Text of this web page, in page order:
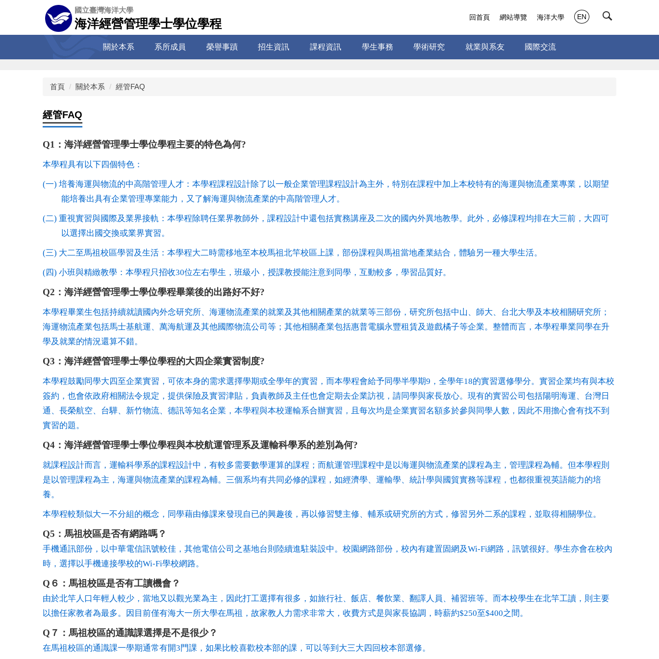
容
國立臺灣海洋大學
海洋經營管理學士學位學程
關於本系 系所成員 榮譽事蹟 招生資訊 課程資訊 學生事務 學術研究 就業與系友 國際交流
回首頁 網站導覽 海洋大學 EN
首頁 關於本系 經管FAQ
經管FAQ
Q1：海洋經營管理學士學位學程主要的特色為何?
本學程具有以下四個特色：
(一)培養海運與物流的中高階管理人才：本學程課程設計除了以一般企業管理課程設計為主外，特別在課程中加上本校特有的海運與物流產業專業，以期望
能培養出具有企業管理專業能力，又了解海運與物流產業的中高階管理人才。
(二)重視實習與國際及業界接軌：本學程除聘任業界教師外，課程設計中還包括實務講座及二次的國內外異地教學。此外，必修課程均排在大三前，大四可
以選擇出國交換或業界實習。
(三) 大二至馬祖校區學習及生活：本學程大二時需移地至本校馬祖北竿校區上課，部份課程與馬祖當地產業結合，體驗另一種大學生活。
(四) 小班與精緻教學：本學程只招收30位左右學生，班級小，授課教授能注意到同學，互動較多，學習品質好。
Q2：海洋經營管理學士學位學程畢業後的出路好不好?
本學程畢業生包括持續就讀國內外念研究所、海運物流產業的就業及其他相關產業的就業等三部份，研究所包括中山、師大、台北大學及本校相關研究所；
海運物流產業包括馬士基航運、萬海航運及其他國際物流公司等；其他相關產業包括惠普電腦永豐租賃及遊戲橘子等企業。整體而言，本學程畢業同學在升
學及就業的情況還算不錯。
Q3：海洋經營管理學士學位學程的大四企業實習制度?
本學程鼓勵同學大四至企業實習，可依本身的需求選擇學期或全學年的實習，而本學程會給予同學半學期9，全學年18的實習選修學分。實習企業均有與本校
簽約，也會依政府相關法令規定，提供保險及實習津貼，負責教師及主任也會定期去企業訪視，請同學與家長放心。現有的實習公司包括陽明海運、台灣日
通、長榮航空、台驊、新竹物流、德訊等知名企業，本學程與本校運輸系合辦實習，且每次均是企業實習名額多於參與同學人數，因此不用擔心會有找不到
實習的題。
Q4：海洋經營管理學士學位學程與本校航運管理系及運輸科學系的差別為何?
就課程設計而言，運輸科學系的課程設計中，有較多需要數學運算的課程；而航運管理課程中是以海運與物流產業的課程為主，管理課程為輔。但本學程則
是以管理課程為主，海運與物流產業的課程為輔。三個系均有共同必修的課程，如經濟學、運輸學、統計學與國貿實務等課程，也都很重視英語能力的培
養。
本學程較類似大一不分組的概念，同學藉由修課來發現自已的興趣後，再以修習雙主修、輔系或研究所的方式，修習另外二系的課程，並取得相關學位。
Q5：馬祖校區是否有網路嗎？
手機通訊部份，以中華電信訊號較佳，其他電信公司之基地台則陸續進駐裝設中。校園網路部份，校內有建置固網及Wi-Fi網路，訊號很好。學生亦會在校內
時，選擇以手機連接學校的Wi-Fi學校網路。
Q６：馬祖校區是否有工讀機會？
由於北竿人口年輕人較少，當地又以觀光業為主，因此打工選擇有很多，如旅行社、飯店、餐飲業、翻譯人員、補習班等。而本校學生在北竿工讀，則主要
以擔任家教者為最多。因目前僅有海大一所大學在馬祖，故家教人力需求非常大，收費方式是與家長協調，時薪約$250至$400之間。
Q７：馬祖校區的通識課選擇是不是很少？
在馬祖校區的通識課一學期通常有開3門課，如果比較喜歡校本部的課，可以等到大三大四回校本部選修。